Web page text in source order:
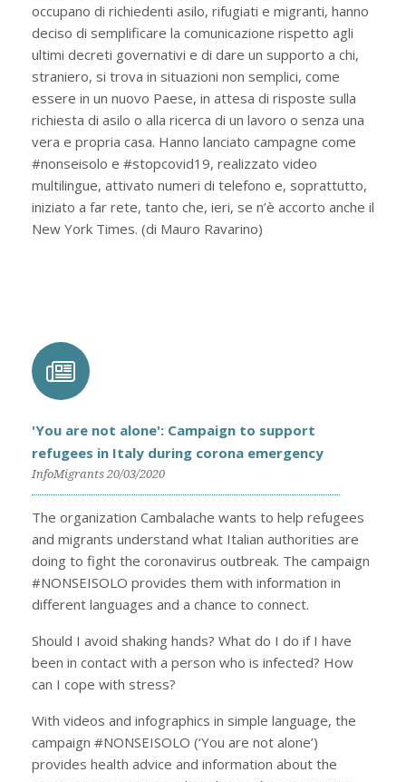
occupano di richiedenti asilo, rifugiati e migranti, hanno
deciso di semplificare la comunicazione rispetto agli
ultimi decreti governativi e di dare un supporto a chi,
straniero, si trova in situazioni non semplici, come
essere in un nuovo Paese, in attesa di risposte sulla
richiesta di asilo o alla ricerca di un lavoro o senza una
vera e propria casa. Hanno lanciato campagne come
#nonseisolo e #stopcovid19, realizzato video
multilingue, attivato numeri di telefono e, soprattutto,
iniziato a far rete, tanto che, ieri, se n’è accorto anche il
New York Times. (di Mauro Ravarino)
'You are not alone': Campaign to support
refugees in Italy during corona emergency
InfoMigrants 20/03/2020
The organization Cambalache wants to help refugees
and migrants understand what Italian authorities are
doing to fight the coronavirus outbreak. The campaign
#NONSEISOLO provides them with information in
different languages and a chance to connect.
Should I avoid shaking hands? What do I do if I have
been in contact with a person who is infected? How
can I cope with stress?
With videos and infographics in simple language, the
campaign #NONSEISOLO (‘You are not alone’)
provides health advice and information about the